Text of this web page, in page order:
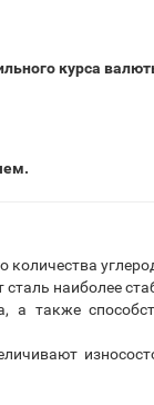
курса
наиболее
также